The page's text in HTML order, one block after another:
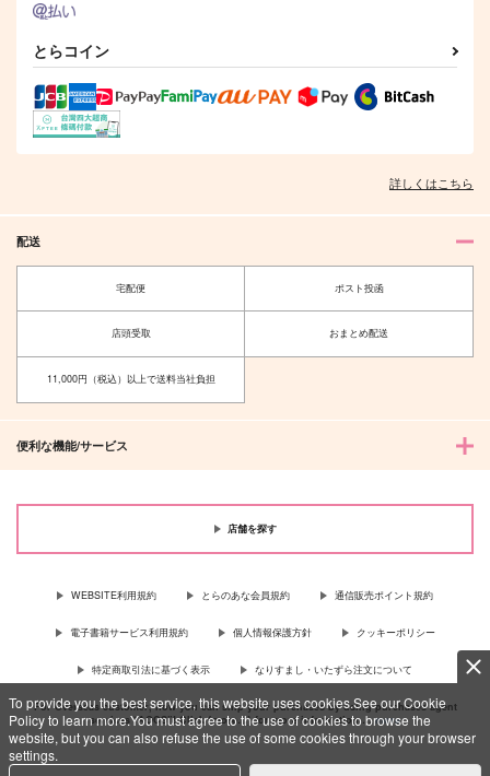
To provide you the best service, this website uses cookies.See our Cookie
Policy to learn more.You must agree to the use of cookies to browse the
website, but you can also refuse the use of some cookies through your browser
settings.
とらコイン
詳しくはこちら
配送
宅配便 ポスト投函
店頭受取 おまとめ配送
11,000円（税込）以上で送料当社負担
便利な機能/サービス
店舗を探す
WEBSITE利用規約 とらのあな会員規約 通信販売ポイント規約
電子書籍サービス利用規約 個人情報保護方針 クッキーポリシー
特定商取引法に基づく表示 なりすまし・いたずら注文について
For Overseas customer, now you can ship your purchases by using purchases agent
services “AOCS”! Click {more…} for more information …more